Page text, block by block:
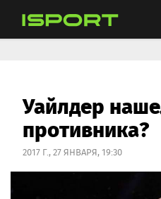
Уайлдер
противника?
2017 Г., 27 ЯНВАРЯ, 19:30